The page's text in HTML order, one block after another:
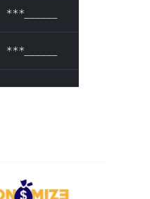
***______
***______